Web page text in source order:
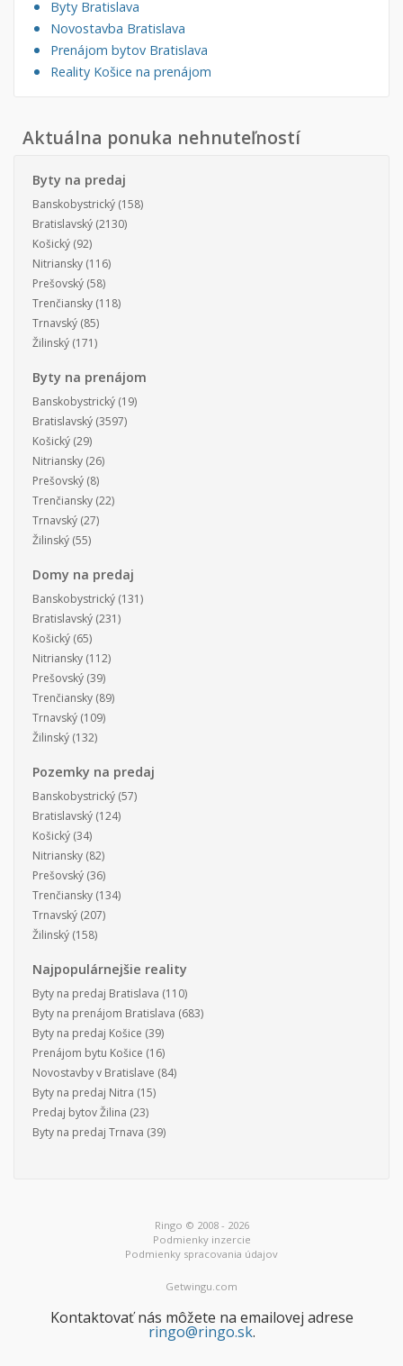
Byty Bratislava
Novostavba Bratislava
Prenájom bytov Bratislava
Reality Košice na prenájom
Aktuálna ponuka nehnuteľností
Byty na predaj
Banskobystrický (158)
Bratislavský (2130)
Košický (92)
Nitriansky (116)
Prešovský (58)
Trenčiansky (118)
Trnavský (85)
Žilinský (171)
Byty na prenájom
Banskobystrický (19)
Bratislavský (3597)
Košický (29)
Nitriansky (26)
Prešovský (8)
Trenčiansky (22)
Trnavský (27)
Žilinský (55)
Domy na predaj
Banskobystrický (131)
Bratislavský (231)
Košický (65)
Nitriansky (112)
Prešovský (39)
Trenčiansky (89)
Trnavský (109)
Žilinský (132)
Pozemky na predaj
Banskobystrický (57)
Bratislavský (124)
Košický (34)
Nitriansky (82)
Prešovský (36)
Trenčiansky (134)
Trnavský (207)
Žilinský (158)
Najpopulárnejšie reality
Byty na predaj Bratislava (110)
Byty na prenájom Bratislava (683)
Byty na predaj Košice (39)
Prenájom bytu Košice (16)
Novostavby v Bratislave (84)
Byty na predaj Nitra (15)
Predaj bytov Žilina (23)
Byty na predaj Trnava (39)
Ringo © 2008 - 2026
Podmienky inzercie
Podmienky spracovania údajov
Getwingu.com
Kontaktovať nás môžete na emailovej adrese
ringo@ringo.sk.